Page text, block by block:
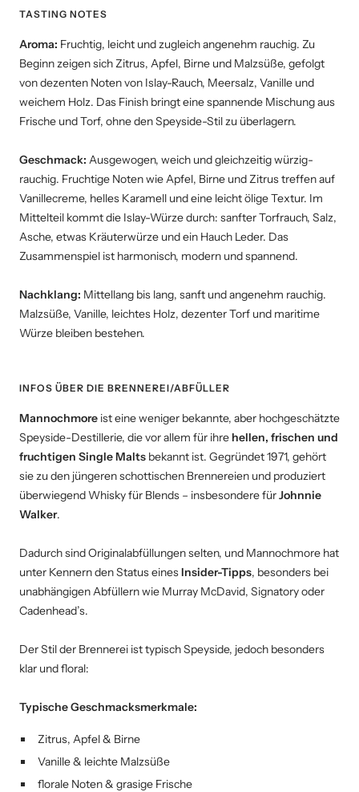
TASTING NOTES
Aroma: Fruchtig, leicht und zugleich angenehm rauchig. Zu
Beginn zeigen sich Zitrus, Apfel, Birne und Malzsüße, gefolgt
von dezenten Noten von Islay-Rauch, Meersalz, Vanille und
weichem Holz. Das Finish bringt eine spannende Mischung aus
Frische und Torf, ohne den Speyside-Stil zu überlagern.
Geschmack: Ausgewogen, weich und gleichzeitig würzig-
rauchig. Fruchtige Noten wie Apfel, Birne und Zitrus treffen auf
Vanillecreme, helles Karamell und eine leicht ölige Textur. Im
Mittelteil kommt die Islay-Würze durch: sanfter Torfrauch, Salz,
Asche, etwas Kräuterwürze und ein Hauch Leder. Das
Zusammenspiel ist harmonisch, modern und spannend.
Nachklang: Mittellang bis lang, sanft und angenehm rauchig.
Malzsüße, Vanille, leichtes Holz, dezenter Torf und maritime
Würze bleiben bestehen.
INFOS ÜBER DIE BRENNEREI/ABFÜLLER
Mannochmore ist eine weniger bekannte, aber hochgeschätzte
Speyside-Destillerie, die vor allem für ihre hellen, frischen und
fruchtigen Single Malts bekannt ist. Gegründet 1971, gehört
sie zu den jüngeren schottischen Brennereien und produziert
überwiegend Whisky für Blends – insbesondere fürJohnnie
Walker.
Dadurch sind Originalabfüllungen selten, und Mannochmore hat
unter Kennern den Status einesInsider-Tipps, besonders bei
unabhängigen Abfüllern wie Murray McDavid, Signatory oder
Cadenhead’s.
Der Stil der Brennerei ist typisch Speyside, jedoch besonders
klar und floral:
Typische Geschmacksmerkmale:
Zitrus, Apfel & Birne
Vanille & leichte Malzsüße
florale Noten & grasige Frische